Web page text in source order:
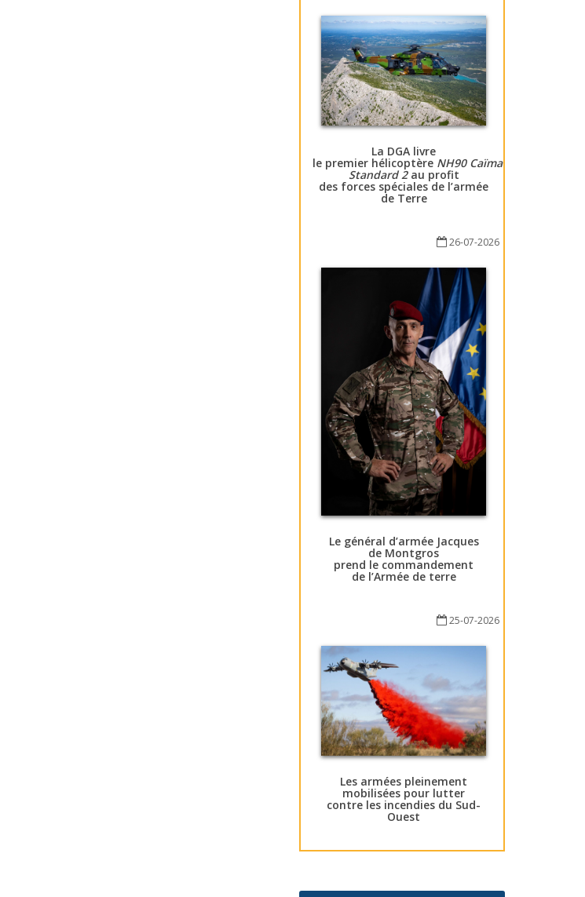
La DGA livre
le premier hélicoptère NH90 Caïman
Standard 2au profit
des forces spéciales de l’armée
de Terre
26-07-2026
Le général d’armée Jacques
de Montgros
prend le commandement
de l’Armée de terre
25-07-2026
Les armées pleinement
mobilisées pour lutter
contre les incendies du Sud-
Ouest